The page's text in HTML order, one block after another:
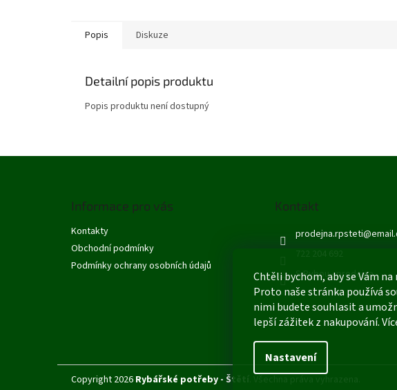
Chtěli bychom, aby se Vám
Proto naše stránka používá
nimi budete souhlasit a
lepší zážitek z nakupování.
Nastavení
Popis Diskuze
Detailní popis produktu
Popis produktu není dostupný
Informace pro vás
Kontakty
Obchodní podmínky
Podmínky ochrany osobních údajů
Kontakt
prodejna.rpsteti@
S Rybou - prodejna
Copyright 2026 Rybářské potřeby - Štětí